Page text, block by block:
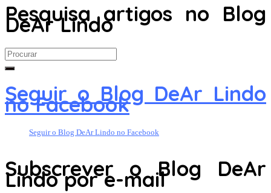
Pesquisa artigos no Blog
DeAr Lindo
Search
for:
Seguir o Blog DeAr Lindo
no Facebook
Seguir o Blog DeAr Lindo no Facebook
Subscrever o Blog DeAr
Lindo por e-mail